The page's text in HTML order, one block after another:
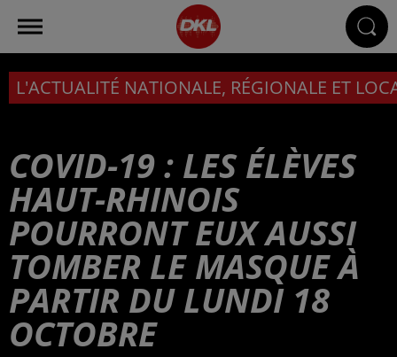
L'ACTUALITÉ NATIONALE, RÉGIONALE ET
COVID-19 : LES ÉLÈVES
HAUT-RHINOIS
POURRONT EUX AUSSI
TOMBER LE MASQUE À
PARTIR DU LUNDI 18
OCTOBRE